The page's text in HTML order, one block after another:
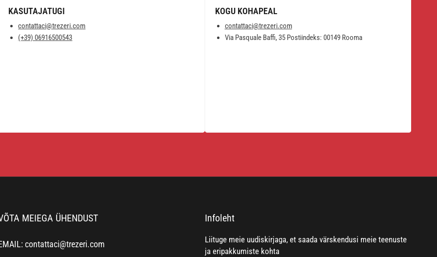
KASUTAJATUGI
contattaci@trezeri.com
(+39) 06916500543
KOGU KOHAPEAL
contattaci@trezeri.com
Via Pasquale Baffi, 35 Postiindeks: 00149 Rooma
MEIEGA ÜHENDUST
contattaci@trezeri.com
Infoleht
Liituge meie uudiskirjaga, et saada värskendusi meie teenuste
ja eripakkumiste kohta